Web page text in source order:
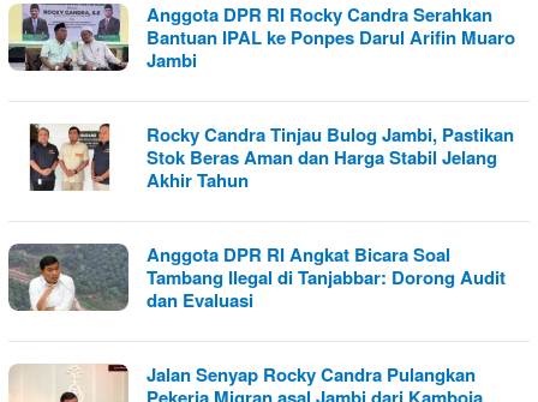
Anggota DPR RI Rocky Candra Serahkan
Bantuan IPAL ke Ponpes Darul Arifin Muaro
Jambi
Rocky Candra Tinjau Bulog Jambi, Pastikan
Stok Beras Aman dan Harga Stabil Jelang
Akhir Tahun
Anggota DPR RI Angkat Bicara Soal
Tambang Ilegal di Tanjabbar: Dorong Audit
dan Evaluasi
Jalan Senyap Rocky Candra Pulangkan